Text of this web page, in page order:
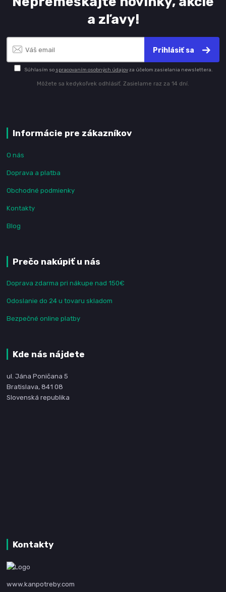
a zľavy!
Prihlásiť sa
Súhlasím so spracovaním osobných údajovza účelom zasielania newslettera.
Môžete sa kedykoľvek odhlásiť. Zasielame raz za 14 dní.
Informácie pre zákazníkov
O nás
Doprava a platba
Obchodné podmienky
Kontakty
Blog
Prečo nakúpiť u nás
Doprava zdarma pri nákupe nad 150€
Odoslanie do 24 u tovaru skladom
Bezpečné online platby
Kde nás nájdete
ul. Jána Poničana 5
Bratislava, 841 08
Slovenská republika
Kontakty
www.kanpotreby.com